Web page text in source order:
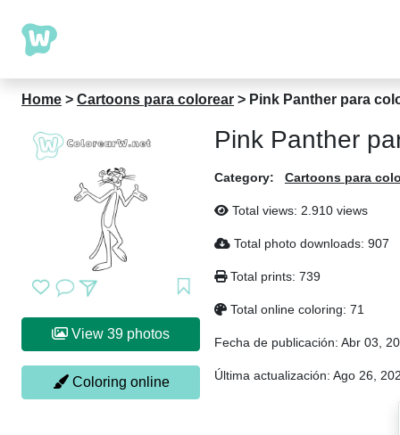
Home > Cartoons para colorear > Pink Panther para
View 39 photos
Coloring online
Pink Panther
Category: Cartoons para
Total views: 2.910 views
Total photo downloads: 907
Total prints: 739
Total online coloring: 71
Fecha de publicación: Abr 03,
Última actualización: Ago 26,